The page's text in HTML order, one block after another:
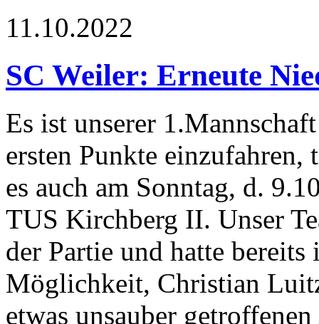
11.10.2022
SC Weiler: Erneute
Es ist unserer
ersten Punkte
es auch am Sonntag, d.
TUS Kirchberg II. Unser
der Partie und hatte
Möglichkeit, Christian
etwas unsauber